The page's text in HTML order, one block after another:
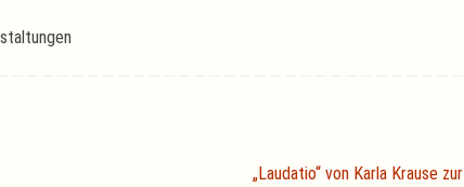
„Laudatio“ von Karla Krause zur